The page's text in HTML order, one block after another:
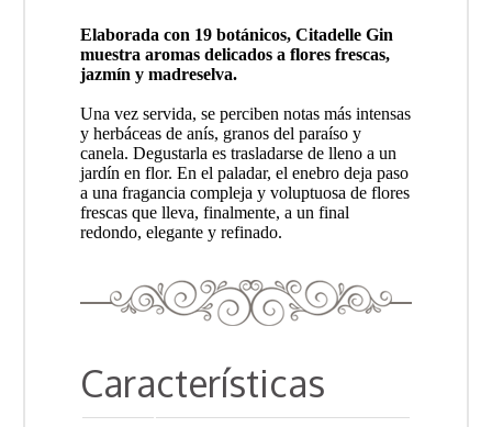
Elaborada con 19 botánicos, Citadelle Gin
muestra aromas delicados a flores frescas,
jazmín y madreselva.
Una vez servida, se perciben notas más intensas
y herbáceas de anís, granos del paraíso y
canela. Degustarla es trasladarse de lleno a un
jardín en flor. En el paladar, el enebro deja paso
a una fragancia compleja y voluptuosa de flores
frescas que lleva, finalmente, a un final
redondo, elegante y refinado.
Características